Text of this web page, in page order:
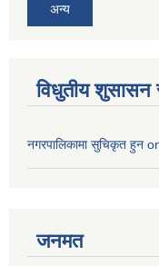
अन्य
विधुतीय शुसासन
नगरपालिकामा सुचिकृत हुन
जनमत